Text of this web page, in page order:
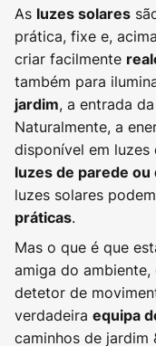
As luzes solares
prática, fixe e,
criar facilmente
também para
jardim, a entrada
Naturalmente, a
disponível em luzes
luzes de parede ou
luzes solares
práticas.
Mas o que é que
amiga do
detetor de
verdadeira equipa
caminhos de jardim